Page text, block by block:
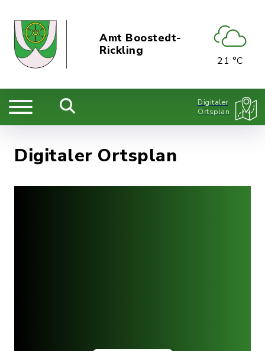
Amt Boostedt-
Rickling
21 °C
Digitaler
Ortsplan
Digitaler Ortsplan